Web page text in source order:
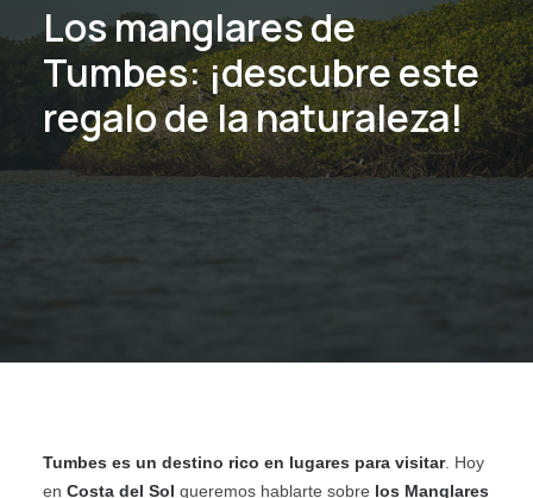
RESTAURANTES
SPA
CORPORATIVO
Los manglares de
Tumbes: ¡descubre este
regalo de la naturaleza!
Tumbes es un destino rico en lugares para visitar. Hoy
en Costa del Sol queremos hablarte sobre los Manglares